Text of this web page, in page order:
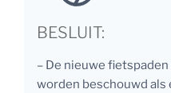
BESLUIT:
– De nieuwe
worden beschouwd als